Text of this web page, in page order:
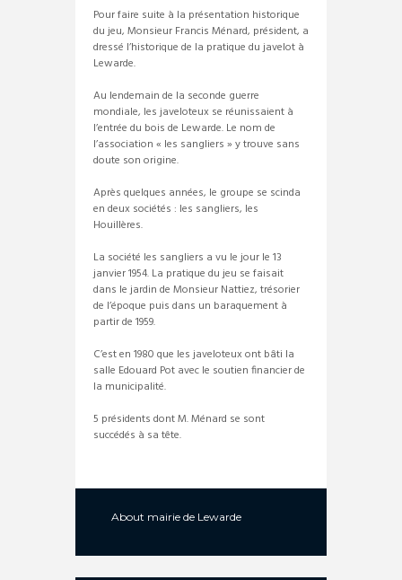
Pour faire suite à la présentation historique
du jeu, Monsieur Francis Ménard, président, a
dressé l’historique de la pratique du javelot à
Lewarde.
Au lendemain de la seconde guerre
mondiale, les javeloteux se réunissaient à
l’entrée du bois de Lewarde. Le nom de
l’association « les sangliers » y trouve sans
doute son origine.
Après quelques années, le groupe se scinda
en deux sociétés : les sangliers, les
Houillères.
La société les sangliers a vu le jour le 13
janvier 1954. La pratique du jeu se faisait
dans le jardin de Monsieur Nattiez, trésorier
de l’époque puis dans un baraquement à
partir de 1959.
C’est en 1980 que les javeloteux ont bâti la
salle Edouard Pot avec le soutien financier de
la municipalité.
5 présidents dont M. Ménard se sont
succédés à sa tête.
About mairie de Lewarde